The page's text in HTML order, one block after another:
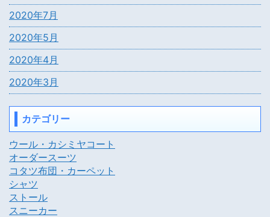
2020年7月
2020年5月
2020年4月
2020年3月
カテゴリー
ウール・カシミヤコート
オーダースーツ
コタツ布団・カーペット
シャツ
ストール
スニーカー